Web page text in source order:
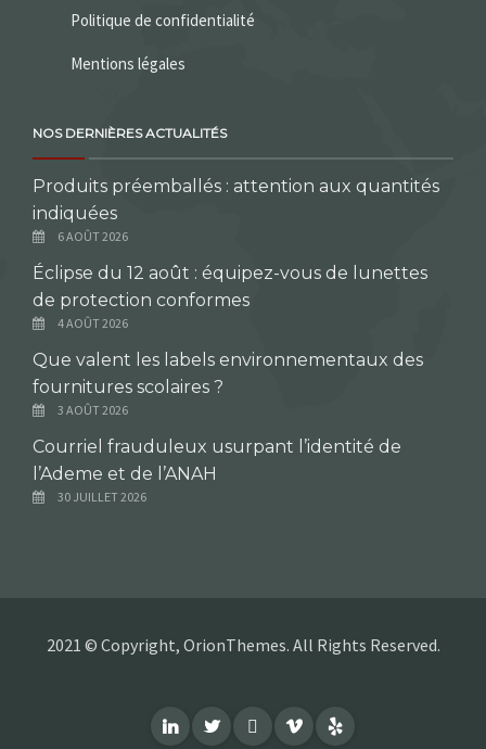
Politique de confidentialité
Mentions légales
NOS DERNIÈRES ACTUALITÉS
Produits préemballés : attention aux quantités
indiquées
6 AOÛT 2026
Éclipse du 12 août : équipez-vous de lunettes
de protection conformes
4 AOÛT 2026
Que valent les labels environnementaux des
fournitures scolaires ?
3 AOÛT 2026
Courriel frauduleux usurpant l’identité de
l’Ademe et de l’ANAH
30 JUILLET 2026
2021 © Copyright, OrionThemes. All Rights Reserved.